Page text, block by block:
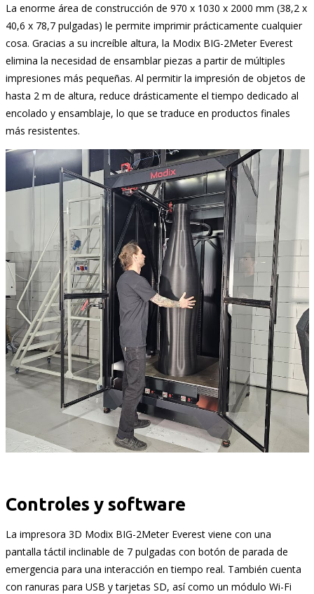
La enorme área de construcción de 970 x 1030 x 2000 mm (38,2 x
40,6 x 78,7 pulgadas) le permite imprimir prácticamente cualquier
cosa. Gracias a su increíble altura, la Modix BIG-2Meter Everest
elimina la necesidad de ensamblar piezas a partir de múltiples
impresiones más pequeñas. Al permitir la impresión de objetos de
hasta 2 m de altura, reduce drásticamente el tiempo dedicado al
encolado y ensamblaje, lo que se traduce en productos finales
más resistentes.
Controles y software
La impresora 3D Modix BIG-2Meter Everest viene con una
pantalla táctil inclinable de 7 pulgadas con botón de parada de
emergencia para una interacción en tiempo real. También cuenta
con ranuras para USB y tarjetas SD, así como un módulo Wi-Fi